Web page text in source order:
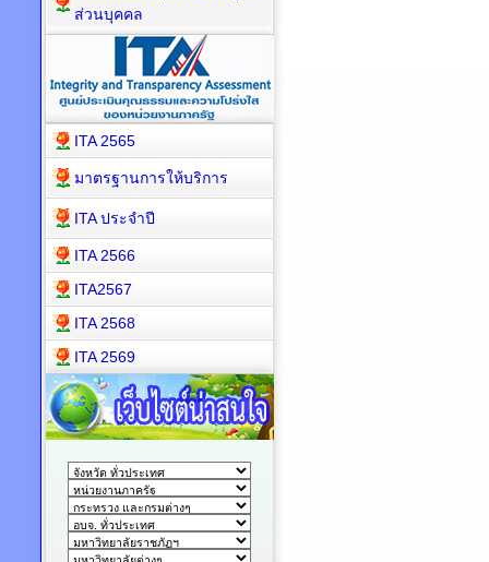
ส่วนบุคคล
ITA 2565
มาตรฐานการให้บริการ
ITA ประจำปี
ITA 2566
ITA2567
ITA 2568
ITA 2569